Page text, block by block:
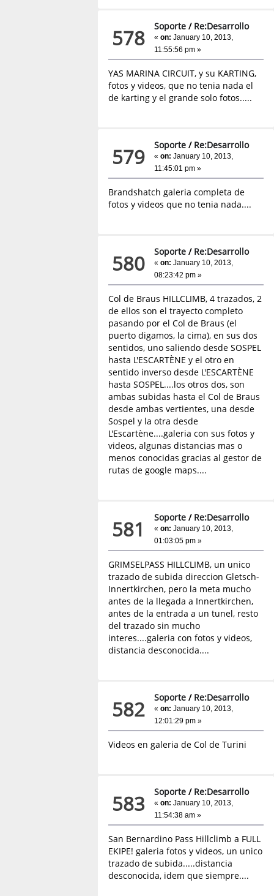
578 Soporte / Re:Desarrollo
«on: January 10, 2013,
11:55:56 pm »
YAS MARINA CIRCUIT, y su KARTING,
fotos y videos, que no tenia nada el
de karting y el grande solo fotos.....
579 Soporte / Re:Desarrollo
«on: January 10, 2013,
11:45:01 pm »
Brandshatch galeria completa de
fotos y videos que no tenia nada....
580 Soporte / Re:Desarrollo
«on: January 10, 2013,
08:23:42 pm »
Col de Braus HILLCLIMB, 4 trazados, 2
de ellos son el trayecto completo
pasando por el Col de Braus (el
puerto digamos, la cima), en sus dos
sentidos, uno saliendo desde SOSPEL
hasta L'ESCARTÈNE y el otro en
sentido inverso desde L'ESCARTÈNE
hasta SOSPEL....los otros dos, son
ambas subidas hasta el Col de Braus
desde ambas vertientes, una desde
Sospel y la otra desde
L'Escartène....galeria con sus fotos y
videos, algunas distancias mas o
menos conocidas gracias al gestor de
rutas de google maps....
581 Soporte / Re:Desarrollo
«on: January 10, 2013,
01:03:05 pm »
GRIMSELPASS HILLCLIMB, un unico
trazado de subida direccion Gletsch-
Innertkirchen, pero la meta mucho
antes de la llegada a Innertkirchen,
antes de la entrada a un tunel, resto
del trazado sin mucho
interes....galeria con fotos y videos,
distancia desconocida....
582 Soporte / Re:Desarrollo
«on: January 10, 2013,
12:01:29 pm »
Videos en galeria de Col de Turini
583 Soporte / Re:Desarrollo
«on: January 10, 2013,
11:54:38 am »
San Bernardino Pass Hillclimb a FULL
EKIPE! galeria fotos y videos, un unico
trazado de subida.....distancia
desconocida, idem que siempre....